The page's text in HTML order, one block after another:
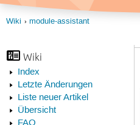
Wiki module-assistant
Wiki
Index
Letzte Änderungen
Liste neuer Artikel
Übersicht